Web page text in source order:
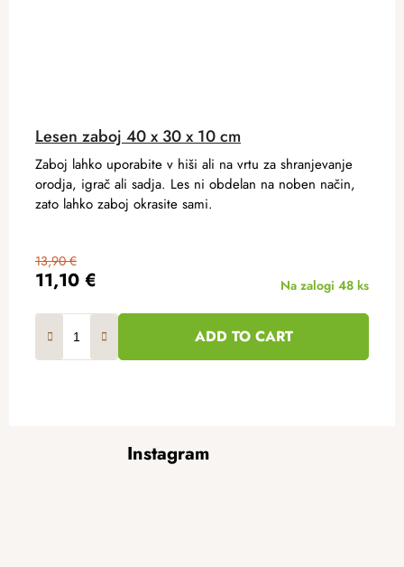
Lesen zaboj 40 x 30 x 10 cm
11,10 €
13,90 €
Na zalogi 48 ks
ADD TO CART
Zaboj lahko uporabite v hiši ali na vrtu za shranjevanje
orodja, igrač ali sadja. Les ni obdelan na noben način,
zato lahko zaboj okrasite sami.
Instagram